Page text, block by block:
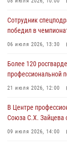
03 августа 2026, 13:00
На востоке Москвы
находящегося в
03 августа 2026, 12:00
Сотрудник
победил в
06 июля 2026, 13:30
Более 120
профессиональной
21 июля 2026, 12:00
В Центре
Союза С.Х. Зайцева
09 июля 2026, 14:00